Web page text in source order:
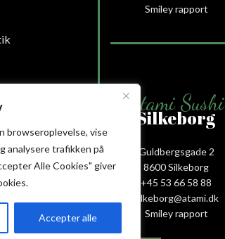
browseroplevelse, vise
analysere trafikken på
Alle Cookies" giver
Accepter alle
Smiley rapport
Atami Sushi
Silkeborg
Guldbergsgade 2
8600 Silkeborg
+45 53 66 58 88
silkeborg@atami.dk
Smiley rapport